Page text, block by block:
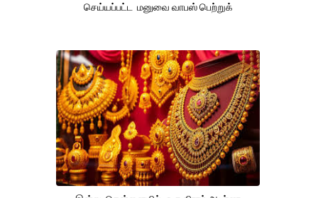
செய்யப்பட்ட மனுவை வாபஸ் பெற்றுக்